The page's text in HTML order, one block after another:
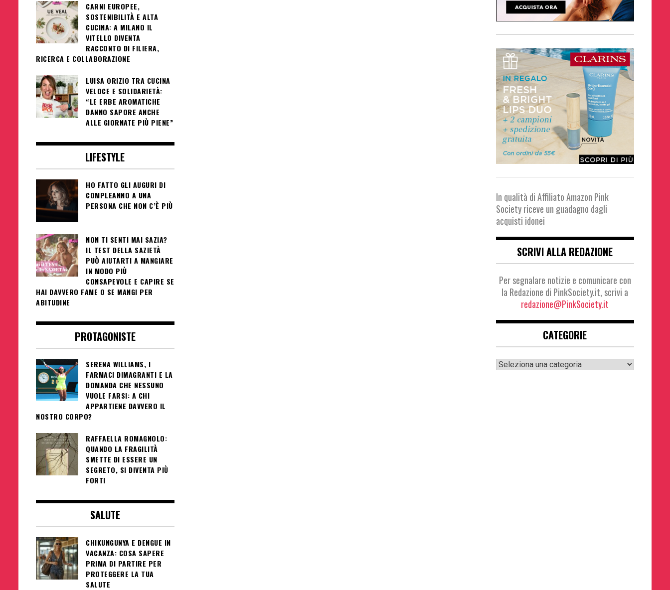
CARNI EUROPEE,
SOSTENIBILITÀ E ALTA
CUCINA: A MILANO IL
VITELLO DIVENTA
RACCONTO DI FILIERA,
RICERCA E COLLABORAZIONE
LUISA ORIZIO TRA CUCINA
VELOCE E SOLIDARIETÀ:
“LE ERBE AROMATICHE
DANNO SAPORE ANCHE
ALLE GIORNATE PIÙ PIENE”
LIFESTYLE
HO FATTO GLI AUGURI DI
COMPLEANNO A UNA
PERSONA CHE NON C’È PIÙ
NON TI SENTI MAI SAZIA?
IL TEST DELLA SAZIETÀ
PUÒ AIUTARTI A MANGIARE
IN MODO PIÙ
CONSAPEVOLE E CAPIRE SE
HAI DAVVERO FAME O SE MANGI PER
ABITUDINE
PROTAGONISTE
SERENA WILLIAMS, I
FARMACI DIMAGRANTI E LA
DOMANDA CHE NESSUNO
VUOLE FARSI: A CHI
APPARTIENE DAVVERO IL
NOSTRO CORPO?
RAFFAELLA ROMAGNOLO:
QUANDO LA FRAGILITÀ
SMETTE DI ESSERE UN
SEGRETO, SI DIVENTA PIÙ
FORTI
SALUTE
CHIKUNGUNYA E DENGUE IN
VACANZA: COSA SAPERE
PRIMA DI PARTIRE PER
PROTEGGERE LA TUA
SALUTE
In qualità di Affiliato Amazon Pink
Society riceve un guadagno dagli
acquisti idonei
SCRIVI ALLA REDAZIONE
Per segnalare notizie e comunicare con
la Redazione di PinkSociety.it, scrivi a
redazione@PinkSociety.it
CATEGORIE
Categorie